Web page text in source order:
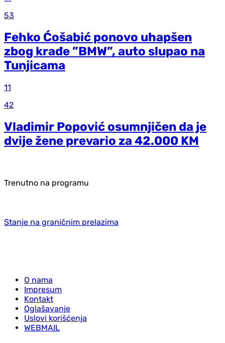
53
Fehko Ćošabić ponovo uhapšen
zbog krađe ”BMW”, auto slupao na
Tunjicama
11
42
Vladimir Popović osumnjičen da je
dvije žene prevario za 42.000 KM
Trenutno na programu
Stanje na graničnim prelazima
O nama
Impresum
Kontakt
Oglašavanje
Uslovi korišćenja
WEBMAIL